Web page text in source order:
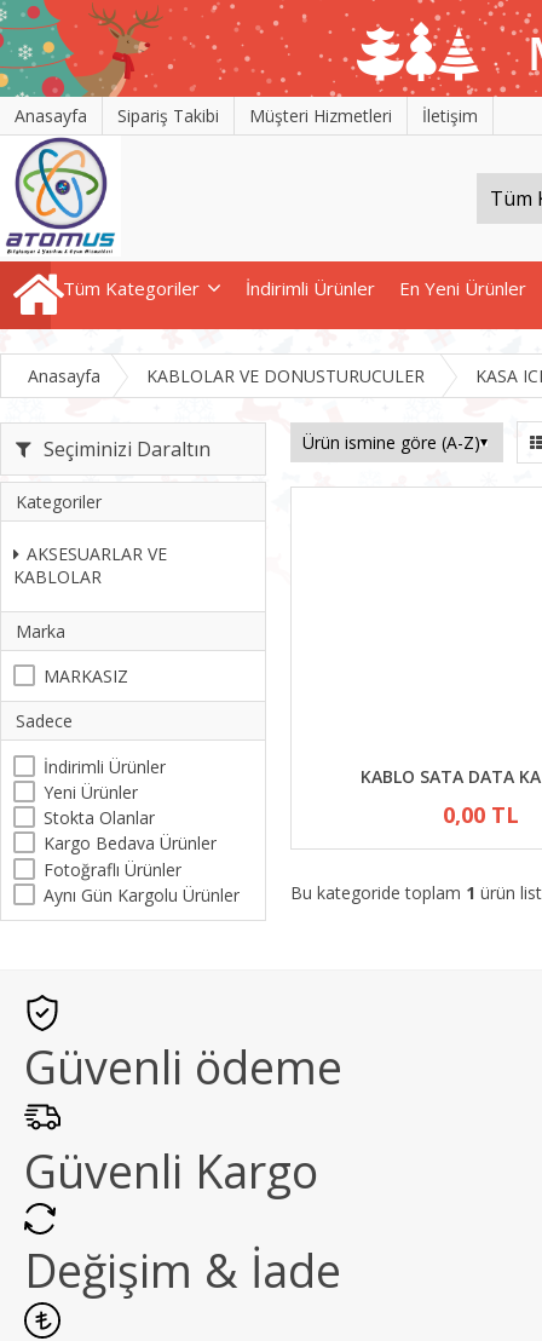
Anasayfa Sipariş Takibi Müşteri Hizmetleri İletişim
Tüm Kategoriler İndirimli Ürünler En Yeni Ürünler
Anasayfa KABLOLAR VE DONUSTURUCULER KASA
Seçiminizi Daraltın
Kategoriler
AKSESUARLAR VE
KABLOLAR
Marka
MARKASIZ
Sadece
İndirimli Ürünler
Yeni Ürünler
Stokta Olanlar
Kargo Bedava Ürünler
Fotoğraflı Ürünler
Aynı Gün Kargolu Ürünler
KABLO SATA DATA
0,00 TL
Bu kategoride toplam 1 ürün
Güvenli ödeme
Güvenli Kargo
Değişim & İade